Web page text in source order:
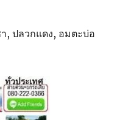
, ปลวกแดง, อมตะบ่อ